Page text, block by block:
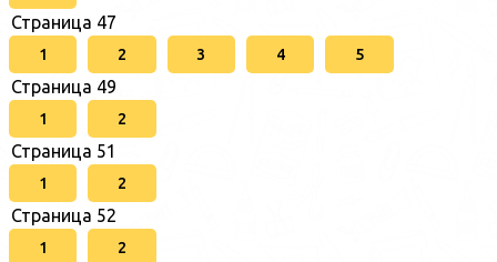
Страница 47
1 2 3 4 5
Страница 49
1 2
Страница 51
1 2
Страница 52
1 2